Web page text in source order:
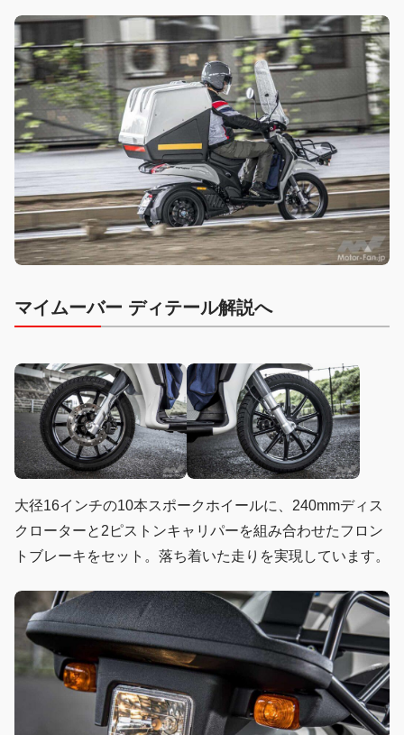
マイムーバー ディテール解説へ
大径16インチの10本スポークホイールに、240mmディス
クローターと2ピストンキャリパーを組み合わせたフロン
トブレーキをセット。落ち着いた走りを実現しています。